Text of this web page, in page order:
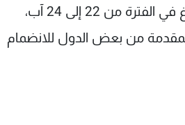
ستعقد في جوهانسبرغ في الفترة من 22 إلى 24 آب،
من بعض الدول للانضمام